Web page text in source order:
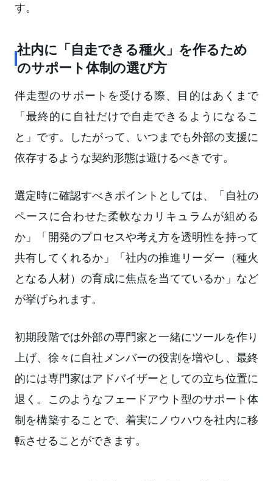
す。
社内に「自走できる種火」を作るため
のサポート体制の選び方
伴走型のサポートを受ける際、目的はあくまで
「最終的に自社だけで自走できるようになるこ
と」です。したがって、いつまでも外部の支援に
依存するような契約形態は避けるべきです。
選定時に確認すべきポイントとしては、「自社の
ペースに合わせた柔軟なカリキュラムが組める
か」「開発のプロセスや考え方を透明性を持って
共有してくれるか」「社内の推進リーダー（種火
となる人材）の育成に焦点を当てているか」など
が挙げられます。
初期段階では外部の専門家と一緒にツールを作り
上げ、徐々に自社メンバーの役割を増やし、最終
的には専門家はアドバイザーとしての立ち位置に
退く。このようなフェードアウト型のサポート体
制を構築することで、着実にノウハウを社内に移
転させることができます。